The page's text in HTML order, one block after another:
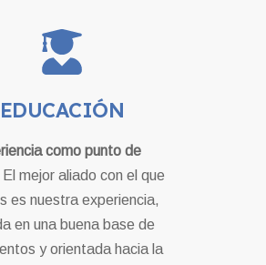
EDUCACIÓN
como punto de
El mejor aliado con el que
es nuestra experiencia,
en una buena base de
y orientada hacia la